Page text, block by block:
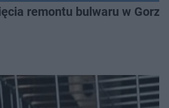
remontu bulwaru w